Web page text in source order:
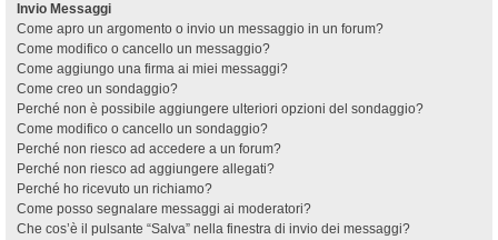
Invio Messaggi
Come apro un argomento o invio un messaggio in un forum?
Come modifico o cancello un messaggio?
Come aggiungo una firma ai miei messaggi?
Come creo un sondaggio?
Perché non è possibile aggiungere ulteriori opzioni del sondaggio?
Come modifico o cancello un sondaggio?
Perché non riesco ad accedere a un forum?
Perché non riesco ad aggiungere allegati?
Perché ho ricevuto un richiamo?
Come posso segnalare messaggi ai moderatori?
Che cos’è il pulsante “Salva” nella finestra di invio dei messaggi?